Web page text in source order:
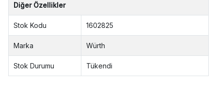
Diğer Özellikler
Stok Kodu 1602825
Marka Würth
Stok Durumu Tükendi